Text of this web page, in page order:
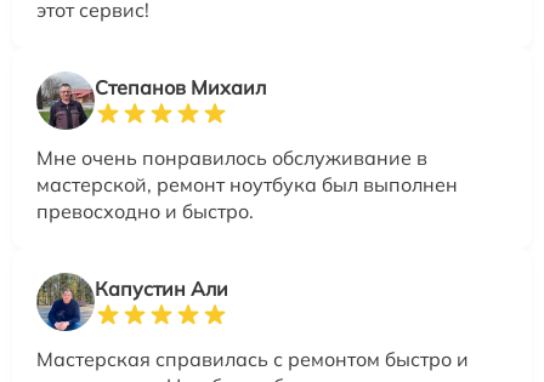
этот сервис!
Степанов Михаил
Мне очень понравилось обслуживание в
мастерской, ремонт ноутбука был выполнен
превосходно и быстро.
Капустин Али
Мастерская справилась с ремонтом быстро и